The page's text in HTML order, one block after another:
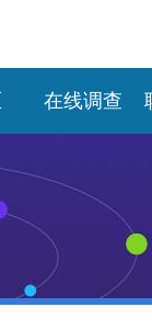
在线调查